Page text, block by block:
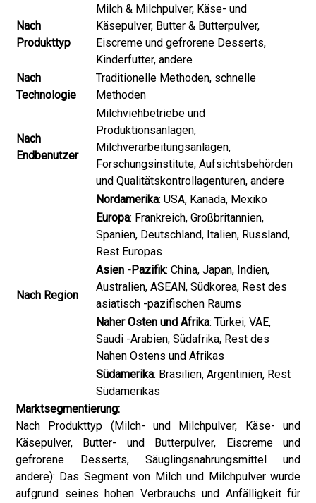
Nach
Produkttyp
Milch & Milchpulver, Käse- und
Käsepulver, Butter & Butterpulver,
Eiscreme und gefrorene Desserts,
Kinderfutter, andere
Nach
Technologie
Traditionelle Methoden, schnelle
Methoden
Nach
Endbenutzer
Milchviehbetriebe und
Produktionsanlagen,
Milchverarbeitungsanlagen,
Forschungsinstitute, Aufsichtsbehörden
und Qualitätskontrollagenturen, andere
Nach Region
Nordamerika: USA, Kanada, Mexiko
Europa: Frankreich, Großbritannien,
Spanien, Deutschland, Italien, Russland,
Rest Europas
Asien -Pazifik: China, Japan, Indien,
Australien, ASEAN, Südkorea, Rest des
asiatisch -pazifischen Raums
Naher Osten und Afrika: Türkei, VAE,
Saudi -Arabien, Südafrika, Rest des
Nahen Ostens und Afrikas
Südamerika: Brasilien, Argentinien, Rest
Südamerikas
Marktsegmentierung:
Nach Produkttyp (Milch- und Milchpulver, Käse- und
Käsepulver, Butter- und Butterpulver, Eiscreme und
gefrorene Desserts, Säuglingsnahrungsmittel und
andere): Das Segment von Milch und Milchpulver wurde
aufgrund seines hohen Verbrauchs und Anfälligkeit für